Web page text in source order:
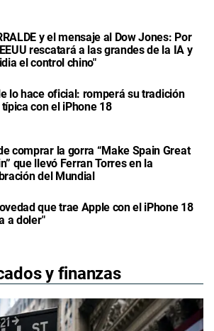
y el mensaje al Dow Jones: Por
rescatará a las grandes de la IA y
el control chino"
lo hace oficial: romperá su tradición
con el iPhone 18
comprar la gorra “Make Spain Great
que llevó Ferran Torres en la
del Mundial
que trae Apple con el iPhone 18
a doler"
y finanzas